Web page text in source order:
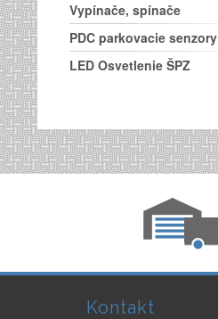
Vypínače, spínače
PDC parkovacie senzory
LED Osvetlenie ŠPZ
Kontakt